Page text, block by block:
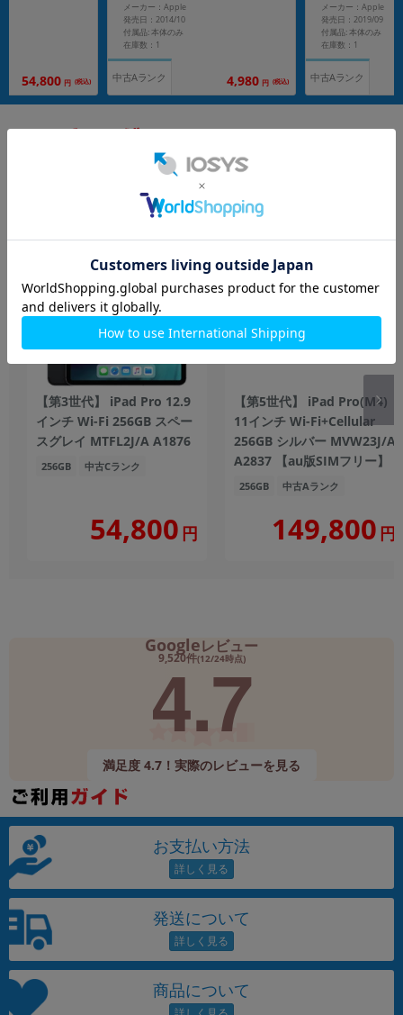
54,800 円 (税込)
メーカー：Apple
発売日：2014/10
付属品: 本体のみ
在庫数：1
中古Aランク 4,980 円 (税込)
メーカー：Apple
発売日：2019/09
付属品: 本体のみ
在庫数：1
中古Aランク
【第3世代】 iPad Pro 12.9
インチ Wi-Fi 256GB スペー
スグレイ MTFL2J/A A1876
256GB 中古Cランク
54,800 円
【第5世代】 iPad Pro(M4)
11インチ Wi-Fi+Cellular
256GB シルバー MVW23J/A
A2837 【au版SIMフリー】
256GB 中古Aランク
149,800 円
Googleレビュー
9,520件(12/24時点)
4.7
満足度 4.7！実際のレビューを見る
お支払い方法
発送について
商品について